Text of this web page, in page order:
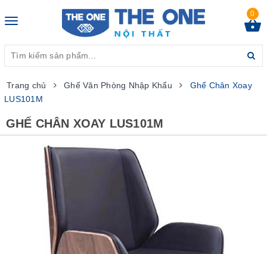
Toggle
0
Trang chủ Ghế Văn Phòng Nhập Khẩu
Ghế Chân Xoay
LUS101M
GHẾ CHÂN XOAY LUS101M